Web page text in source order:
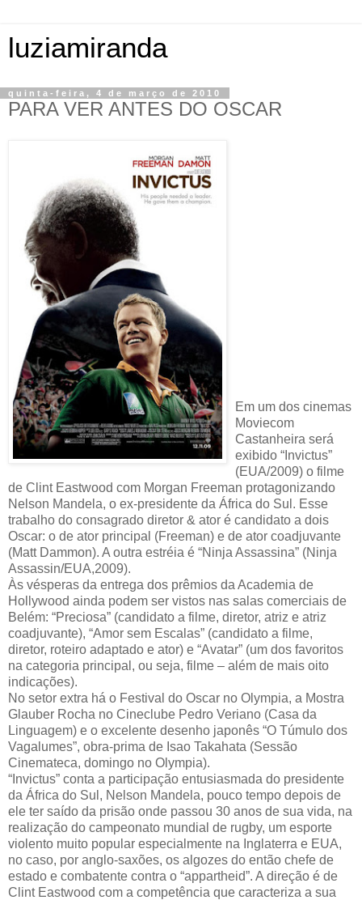
luziamiranda
quinta-feira, 4 de março de 2010
PARA VER ANTES DO OSCAR
Em um dos cinemas
Moviecom
Castanheira será
exibido “Invictus”
(EUA/2009) o filme
de Clint Eastwood com Morgan Freeman protagonizando
Nelson Mandela, o ex-presidente da África do Sul. Esse
trabalho do consagrado diretor & ator é candidato a dois
Oscar: o de ator principal (Freeman) e de ator coadjuvante
(Matt Dammon). A outra estréia é “Ninja Assassina” (Ninja
Assassin/EUA,2009).
Às vésperas da entrega dos prêmios da Academia de
Hollywood ainda podem ser vistos nas salas comerciais de
Belém: “Preciosa” (candidato a filme, diretor, atriz e atriz
coadjuvante), “Amor sem Escalas” (candidato a filme,
diretor, roteiro adaptado e ator) e “Avatar” (um dos favoritos
na categoria principal, ou seja, filme – além de mais oito
indicações).
No setor extra há o Festival do Oscar no Olympia, a Mostra
Glauber Rocha no Cineclube Pedro Veriano (Casa da
Linguagem) e o excelente desenho japonês “O Túmulo dos
Vagalumes”, obra-prima de Isao Takahata (Sessão
Cinemateca, domingo no Olympia).
“Invictus” conta a participação entusiasmada do presidente
da África do Sul, Nelson Mandela, pouco tempo depois de
ele ter saído da prisão onde passou 30 anos de sua vida, na
realização do campeonato mundial de rugby, um esporte
violento muito popular especialmente na Inglaterra e EUA,
no caso, por anglo-saxões, os algozes do então chefe de
estado e combatente contra o “appartheid”. A direção é de
Clint Eastwood com a competência que caracteriza a sua